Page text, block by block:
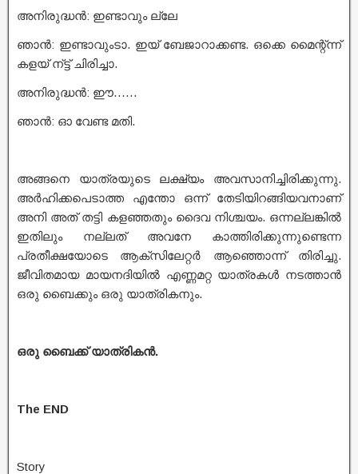
അനിരുദ്ധൻ: ഇണ്ടാവും ല്ലേ
ഞാൻ: ഇണ്ടാവുംടാ. ഇയ് ബേജാറാക്കണ്ട. ഒക്കെ മൈന്റ്ന്ന്
കളയ് ന്ട്ട് ചിരിച്ചാ.
അനിരുദ്ധൻ: ഈ……
ഞാൻ: ഓ വേണ്ട മതി.
അങ്ങനെ യാത്രയുടെ ലക്ഷ്യം അവസാനിച്ചിരിക്കുന്നു.
അർഹിക്കപെടാത്ത എന്തോ ഒന്ന് തേടിയിറങ്ങിയവനാണ്
അനി അത് തട്ടി കളഞ്ഞതും ദൈവ നിശ്ചയം. ഒന്നല്ലങ്കിൽ
ഇതിലും നല്ലത് അവനേ കാത്തിരിക്കുന്നുണ്ടെന്ന
പ്രതീക്ഷയോടെ ആക്സിലേറ്റർ ആഞ്ഞൊന്ന് തിരിച്ചു.
ജീവിതമായ മായനദിയിൽ എണ്ണമറ്റ യാത്രകൾ നടത്താൻ
ഒരു ബൈക്കും ഒരു യാത്രികനും.
ഒരു ബൈക്ക് യാത്രികൻ.
The END
Story